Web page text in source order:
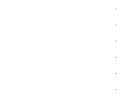
-
-
-
-
-
-